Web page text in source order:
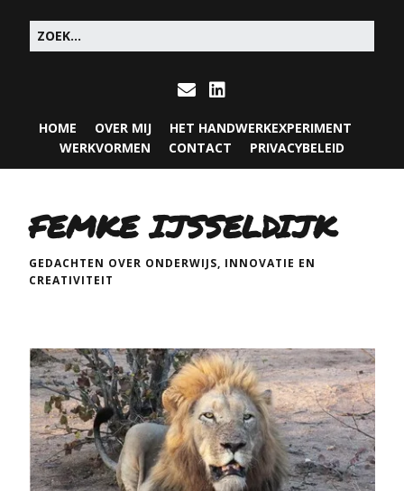
HOME OVER MIJ
HET HANDWERKEXPERIMENT
WERKVORMEN
CONTACT PRIVACYBELEID
FEMKE IJSSELDIJK
GEDACHTEN OVER ONDERWIJS, INNOVATIE EN
CREATIVITEIT